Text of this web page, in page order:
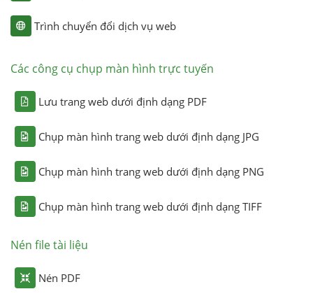
Trình chuyển đổi dịch vụ web
Các công cụ chụp màn hình trực tuyến
Lưu trang web dưới định dạng PDF
Chụp màn hình trang web dưới định dạng JPG
Chụp màn hình trang web dưới định dạng PNG
Chụp màn hình trang web dưới định dạng TIFF
Nén file tài liệu
Nén PDF